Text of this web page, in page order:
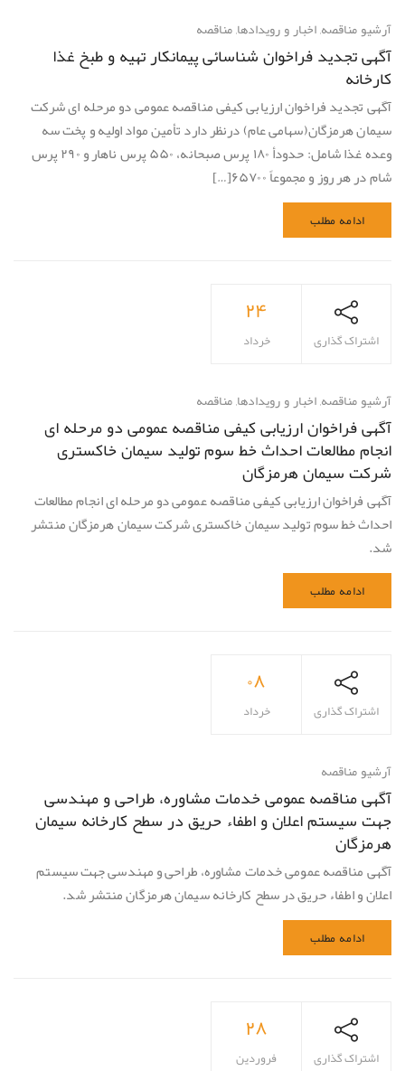
آرشیو مناقصه اخبار و رویدادها مناقصه
آگهی تجدید فراخوان شناسائی پیمانکار تهیه و طبخ غذا
کارخانه
آگهی تجدید فراخوان ارزیابی کیفی مناقصه عمومی دو مرحله ای شرکت
سیمان هرمزگان(سهامی عام) درنظر دارد تأمین مواد اولیه و پخت سه
وعده غذا شامل: حدودأ ۱۸۰ پرس صبحانه، ۵۵۰ پرس ناهار و ۲۹۰ پرس
شام در هر روز و مجموعاً ۶۵۷۰۰[…]
ادامه مطلب
۲۴
خرداد اشتراک گذاری
آرشیو مناقصه اخبار و رویدادها مناقصه
آگهی فراخوان ارزیابی کیفی مناقصه عمومی دو مرحله ای
انجام مطالعات احداث خط سوم تولید سیمان خاکستری
شرکت سیمان هرمزگان
آگهی فراخوان ارزیابی کیفی مناقصه عمومی دو مرحله ای انجام مطالعات
احداث خط سوم تولید سیمان خاکستری شرکت سیمان هرمزگان منتشر
شد.
ادامه مطلب
۰۸
خرداد اشتراک گذاری
آرشیو مناقصه
آگهی مناقصه عمومی خدمات مشاوره، طراحی و مهندسی
جهت سیستم اعلان و اطفاء حریق در سطح کارخانه سیمان
هرمزگان
آگهی مناقصه عمومی خدمات مشاوره، طراحی و مهندسی جهت سیستم
اعلان و اطفاء حریق در سطح کارخانه سیمان هرمزگان منتشر شد.
ادامه مطلب
۲۸
فروردین اشتراک گذاری